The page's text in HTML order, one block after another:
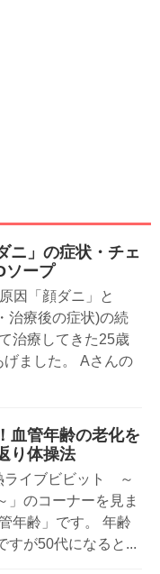
ニ」の症状・チェ
ソープ
因「顔ダニ」と
療後の症状)の続
治療してきた25歳
ました。 Aさんの
血管年齢の老化を
り体操法
ライブビビット ～
」のコーナーを見ま
年齢」です。 年齢
すが50代になると...